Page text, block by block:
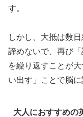
す。
しかし、大抵は数
諦めないで、再び
を繰り返すことが
い出す」ことで脳に
大人におすすめの